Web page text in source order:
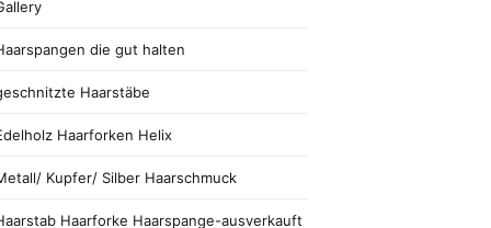
die gut halten
Haarstäbe
Haarforken Helix
Kupfer/ Silber Haarschmuck
Haarforke Haarspange-ausverkauft